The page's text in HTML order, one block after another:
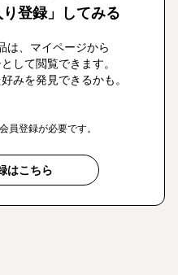
登録」してみる
は、マイページから
して閲覧できます。
みを発見できるかも。
員登録が必要です。
はこちら